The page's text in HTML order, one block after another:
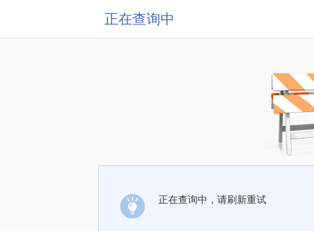
正在查询中
正在查询中，请刷新重试